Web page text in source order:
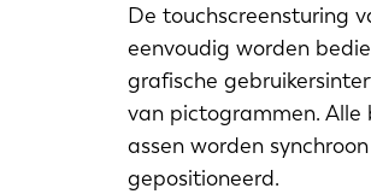
De touchscreensturing
eenvoudig worden
grafische
van pictogrammen. Alle
assen worden
gepositioneerd.